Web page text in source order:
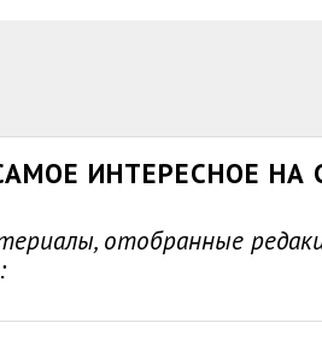
ИНТЕРЕСНОЕ НА
отобранные